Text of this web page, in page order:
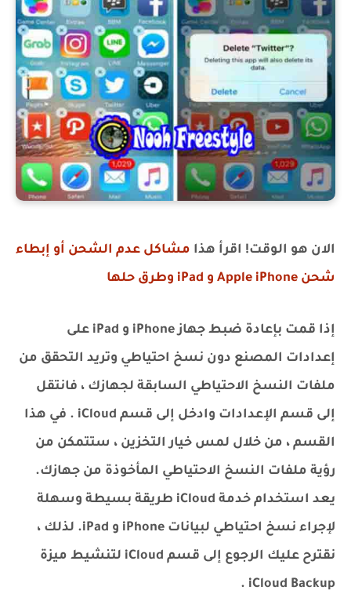
الان هو الوقت! اقرأ هذا مشاكل عدم الشحن أو إبطاء
شحن Apple iPhone و iPad وطرق حلها
إذا قمت بإعادة ضبط جهاز iPhone و iPad على
إعدادات المصنع دون نسخ احتياطي وتريد التحقق من
ملفات النسخ الاحتياطي السابقة لجهازك ، فانتقل
إلى قسم الإعدادات وادخل إلى قسم iCloud . في هذا
القسم ، من خلال لمس خيار التخزين ، ستتمكن من
رؤية ملفات النسخ الاحتياطي المأخوذة من جهازك.
يعد استخدام خدمة iCloud طريقة بسيطة وسهلة
لإجراء نسخ احتياطي لبيانات iPhone و iPad. لذلك ،
نقترح عليك الرجوع إلى قسم iCloud لتنشيط ميزة
iCloud Backup .